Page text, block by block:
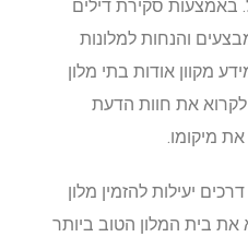
סקירת דילים
והנחות למלונות
מקוון אודות בתי מלון
את חוות הדעת
מיקומו.
יעילות להזמין מלון
בית המלון הטוב ביותר